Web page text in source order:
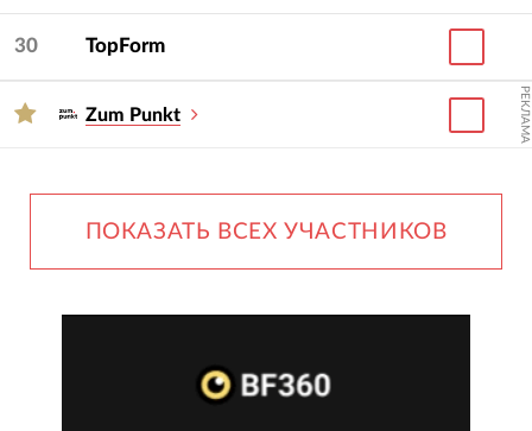
30 TopForm
Zum Punkt РЕКЛАМА
ПОКАЗАТЬ ВСЕХ УЧАСТНИКОВ